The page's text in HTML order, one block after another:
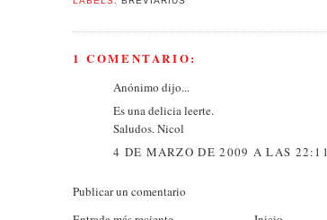
1 COMENTARIO:
Anónimo dijo...
Es una delicia leerte.
Saludos. Nicol
4 DE MARZO DE 2009 A LAS 22:11
Publicar un comentario